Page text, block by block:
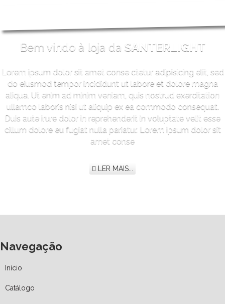
Bem vindo à loja da SANTERLIGHT
Lorem ipsum dolor sit amet conse ctetur adipisicing elit, sed
do eiusmod tempor incididunt ut labore et dolore magna
aliqua. Ut enim ad minim veniam, quis nostrud exercitation
ullamco laboris nisi ut aliquip ex ea commodo consequat.
Duis aute irure dolor in reprehenderit in voluptate velit esse
cillum dolore eu fugiat nulla pariatur. Lorem ipsum dolor sit
amet conse
LER MAIS...
Navegação
Início
Catálogo